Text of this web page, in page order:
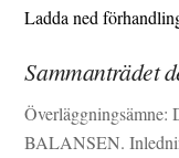
Ladda ned
Sammanträdet
BALANSEN.